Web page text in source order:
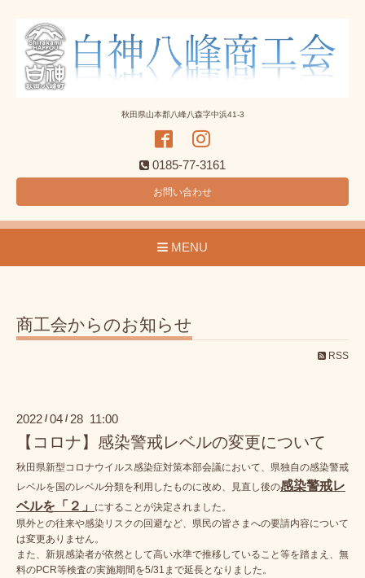
秋田県山本郡八峰八森字中浜41-3
0185-77-3161
お問い合わせ
MENU
商工会からのお知らせ
RSS
2022 / 04 / 28 11:00
【コロナ】感染警戒レベルの変更について
秋田県新型コロナウイルス感染症対策本部会議において、県独自の感染警戒
レベルを国のレベル分類を利用したものに改め、見直し後の感染警戒レ
ベルを「２」
にすることが決定されました。
県外との往来や感染リスクの回避など、県民の皆さまへの要請内容について
は変更ありません。
また、新規感染者が依然として高い水準で推移していること等を踏まえ、無
料のPCR等検査の実施期間を5/31まで延長となりました。